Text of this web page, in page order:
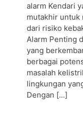
alarm Kendari
mutakhir untuk
dari risiko
Alarm Penting
yang
berbagai
masalah
lingkungan
Dengan […]